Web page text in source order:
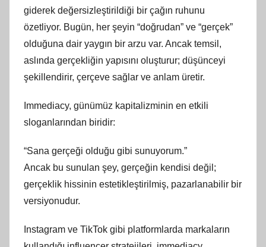
giderek değersizleştirildiği bir çağın ruhunu
özetliyor. Bugün, her şeyin “doğrudan” ve “gerçek”
olduğuna dair yaygın bir arzu var. Ancak temsil,
aslında gerçekliğin yapısını oluşturur; düşünceyi
şekillendirir, çerçeve sağlar ve anlam üretir.
Immediacy, günümüz kapitalizminin en etkili
sloganlarından biridir:
“Sana gerçeği olduğu gibi sunuyorum.”
Ancak bu sunulan şey, gerçeğin kendisi değil;
gerçeklik hissinin estetikleştirilmiş, pazarlanabilir bir
versiyonudur.
Instagram ve TikTok gibi platformlarda markaların